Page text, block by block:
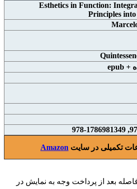
Esthetics in Function:
Principles into
تکمیلی در سایت Amazon
بعد از پرداخت وجه به نمایش در